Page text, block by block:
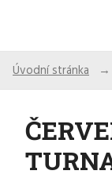
Úvodní stránka